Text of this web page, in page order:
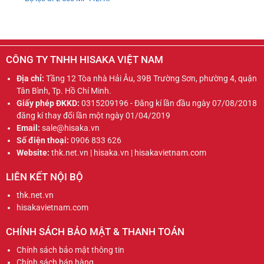
CÔNG TY TNHH HISAKA VIỆT NAM
Địa chỉ: Tầng 12 Tòa nhà Hải Âu, 39B Trường Sơn, phường 4, quận
Tân Bình, Tp. Hồ Chí Minh.
Giấy phép ĐKKD: 0315209196 - Đăng kí lần đầu ngày 07/08/2018
đăng kí thay đổi lần một ngày 01/04/2019
Email: sale@hisaka.vn
Số điện thoại: 0906 833 626
Website: thk.net.vn | hisaka.vn | hisakavietnam.com
LIÊN KẾT NỘI BỘ
thk.net.vn
hisakavietnam.com
CHÍNH SÁCH BẢO MẬT & THANH TOÁN
Chính sách bảo mật thông tin